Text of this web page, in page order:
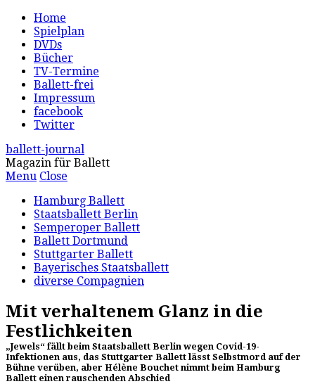
Home
Spielplan
DVDs
Bücher
TV-Termine
Ballett-frei
Impressum
facebook
Twitter
ballett-journal
Magazin für Ballett
Menu Close
Hamburg Ballett
Staatsballett Berlin
Semperoper Ballett
Ballett Dortmund
Stuttgarter Ballett
Bayerisches Staatsballett
diverse Compagnien
Mit verhaltenem Glanz in die
Festlichkeiten
„Jewels“ fällt beim Staatsballett Berlin wegen Covid-19-
Infektionen aus, das Stuttgarter Ballett lässt Selbstmord auf der
Bühne verüben, aber Hélène Bouchet nimmt beim Hamburg
Ballett einen rauschenden Abschied